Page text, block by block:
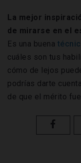
La mejor
de mirarse en el
Es una buena
cuáles son tus
cómo de lejos
podrías darte
de que el mérito